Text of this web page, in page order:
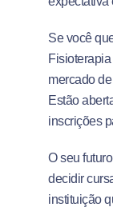
Se você
mercado
Estão
inscrições
O seu
decidir
instituição